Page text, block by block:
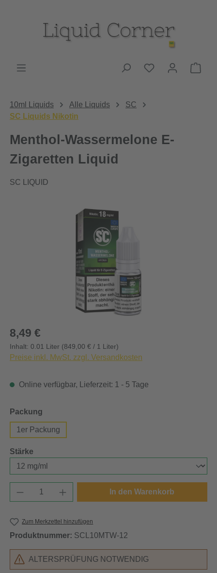
Du hast 0
10ml Liquids Alle Liquids
SC
SC Liquids Nikotin
Menthol-Wassermelone E-
Zigaretten Liquid
SC LIQUID
Bildergalerie überspringen
Regulärer Preis:
8,49 €
Inhalt: 0.01 Liter (849,00 € / 1 Liter)
Preise inkl. MwSt. zzgl. Versandkosten
Online verfügbar, Lieferzeit: 1 - 5 Tage
Packung
1er Packung
Stärke
Produkt Anzahl: Gib den gewünschten
In den Warenkorb
Zum Merkzettel hinzufügen
Produktnummer: SCL10MTW-12
ALTERSPRÜFUNG NOTWENDIG